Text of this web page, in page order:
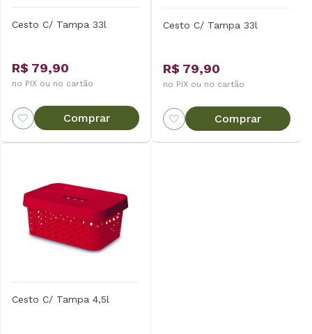
Cesto C/ Tampa 33l
R$ 79,90
no PIX ou no cartão
Comprar
Cesto C/ Tampa 33l
R$ 79,90
no PIX ou no cartão
Comprar
Cesto C/ Tampa 4,5l